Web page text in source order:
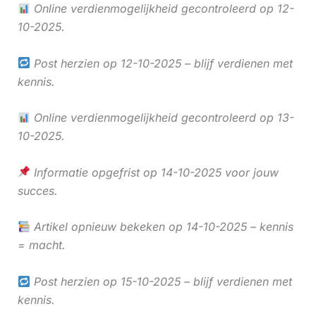
Online verdienmogelijkheid gecontroleerd op 12-
10-2025.
Post herzien op 12-10-2025 – blijf verdienen met
kennis.
Online verdienmogelijkheid gecontroleerd op 13-
10-2025.
Informatie opgefrist op 14-10-2025 voor jouw
succes.
Artikel opnieuw bekeken op 14-10-2025 – kennis
= macht.
Post herzien op 15-10-2025 – blijf verdienen met
kennis.